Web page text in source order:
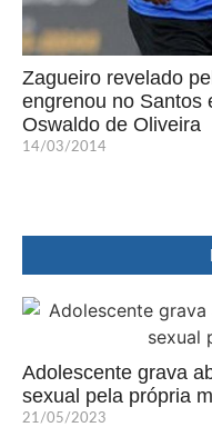
Zagueiro revelado
engrenou no Santos
Oswaldo de Oliveira
14/03/2014
Adolescente grava
sexual pela própria
21/05/2023